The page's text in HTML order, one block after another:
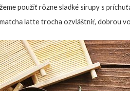
použiť rôzne sladké sirupy s
latte trocha ozvláštniť, dobrou